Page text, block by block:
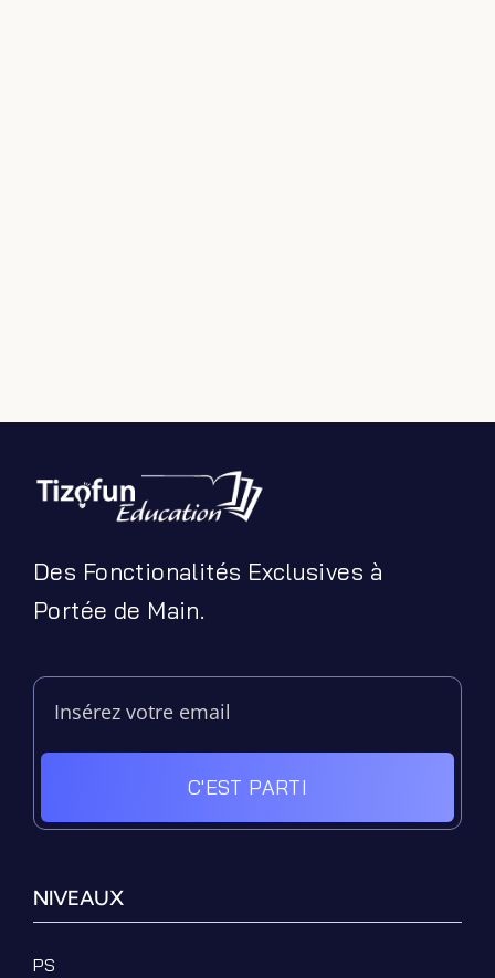
Des Fonctionalités Exclusives à
Portée de Main.
C'EST PARTI
NIVEAUX
PS